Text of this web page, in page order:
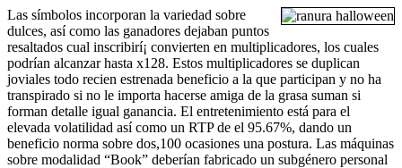
Las símbolos incorporan la variedad sobre
dulces, así­ como las ganadores dejaban puntos
resaltados cual inscribirí¡ convierten en multiplicadores, los cuales
podrían alcanzar hasta x128. Estos multiplicadores se duplican
joviales todo recien estrenada beneficio a la que participan y no ha
transpirado si no le importa hacerse amiga de la grasa suman si
forman detalle igual ganancia. El entretenimiento está para el
elevada volatilidad así­ como un RTP de el 95.67%, dando un
beneficio norma sobre dos,100 ocasiones una postura. Las máquinas
sobre modalidad “Book” deberían fabricado un subgénero personal